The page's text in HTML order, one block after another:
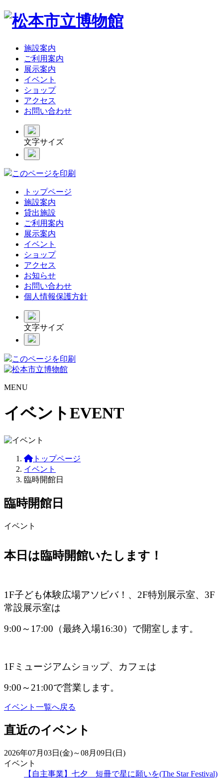
施設案内
ご利用案内
展示案内
イベント
ショップ
アクセス
お問い合わせ
文字サイズ
このページを印刷
トップページ
施設案内
貸出施設
ご利用案内
展示案内
イベント
ショップ
アクセス
お知らせ
お問い合わせ
個人情報保護方針
文字サイズ
このページを印刷
MENU
イベントEVENT
トップページ
イベント
臨時開館日
臨時開館日
イベント
本日は臨時開館いたします！
1F子ども体験広場アソビバ！、2F特別展示室、3F
常設展示室は
9:00～17:00（最終入場16:30）で開室します。
1Fミュージアムショップ、カフェは
9:00～21:00で営業します。
イベント一覧へ戻る
直近のイベント
2026年07月03日(金)～08月09日(日)
イベント
【自主事業】七夕 短冊で星に願いを(The Star Festival)